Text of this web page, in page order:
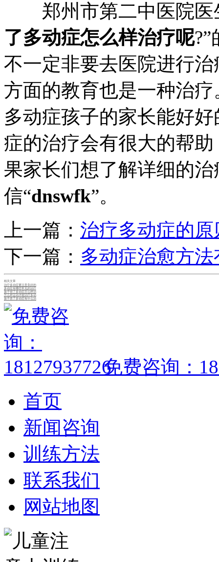
郑州市第二中医院医
了多动症怎么样治疗呢
不一定非要去医院进行
方面的教育也是一种治
多动症孩子的家长能好
症的治疗会有很大的帮
果家长们想了解详细的
信“dnswfk”。
上一篇： 治疗多动症的原
下一篇： 多动症治愈方法
相关文章
治疗多动症要注意良好的
多动症有哪些常见的治疗
孩子得了多动症怎么样治
怎么样运动才能治疗多动
孩子患了多动症有什么治
免费咨询：
首页
新闻咨询
训练方法
联系我们
网站地图